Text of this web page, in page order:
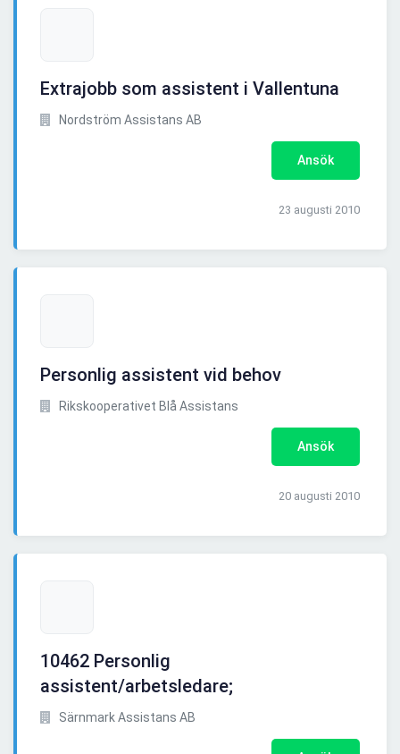
Extrajobb som assistent i Vallentuna
Nordström Assistans AB
Ansök
23 augusti 2010
Personlig assistent vid behov
Rikskooperativet Blå Assistans
Ansök
20 augusti 2010
10462 Personlig
assistent/arbetsledare;
Särnmark Assistans AB